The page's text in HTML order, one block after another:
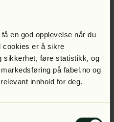
en god opplevelse når du
cookies er å sikre
sikkerhet, føre statistikk, og
på fabel.no og
innhold for deg.